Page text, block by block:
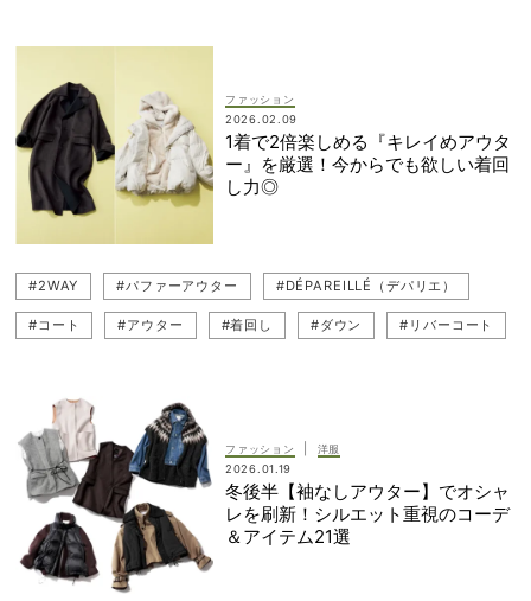
ファッション
2026.02.09
1着で2倍楽しめる『キレイめアウタ
ー』を厳選！今からでも欲しい着回
し力◎
#2WAY #パファーアウター #DÉPAREILLÉ（デパリエ）
#コート #アウター #着回し #ダウン #リバーコート
ファッション
洋服
2026.01.19
冬後半【袖なしアウター】でオシャ
レを刷新！シルエット重視のコーデ
＆アイテム21選